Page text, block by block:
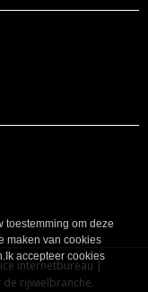
internetbureau |
rijwielbranche.
toestemming om deze
maken van cookies
Ik accepteer cookies